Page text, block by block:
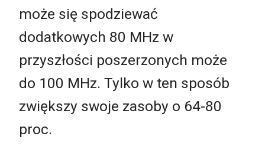
może się spodziewać
dodatkowych 80 MHz w
przyszłości poszerzonych może
do 100 MHz. Tylko w ten sposób
zwiększy swoje zasoby o 64-80
proc.